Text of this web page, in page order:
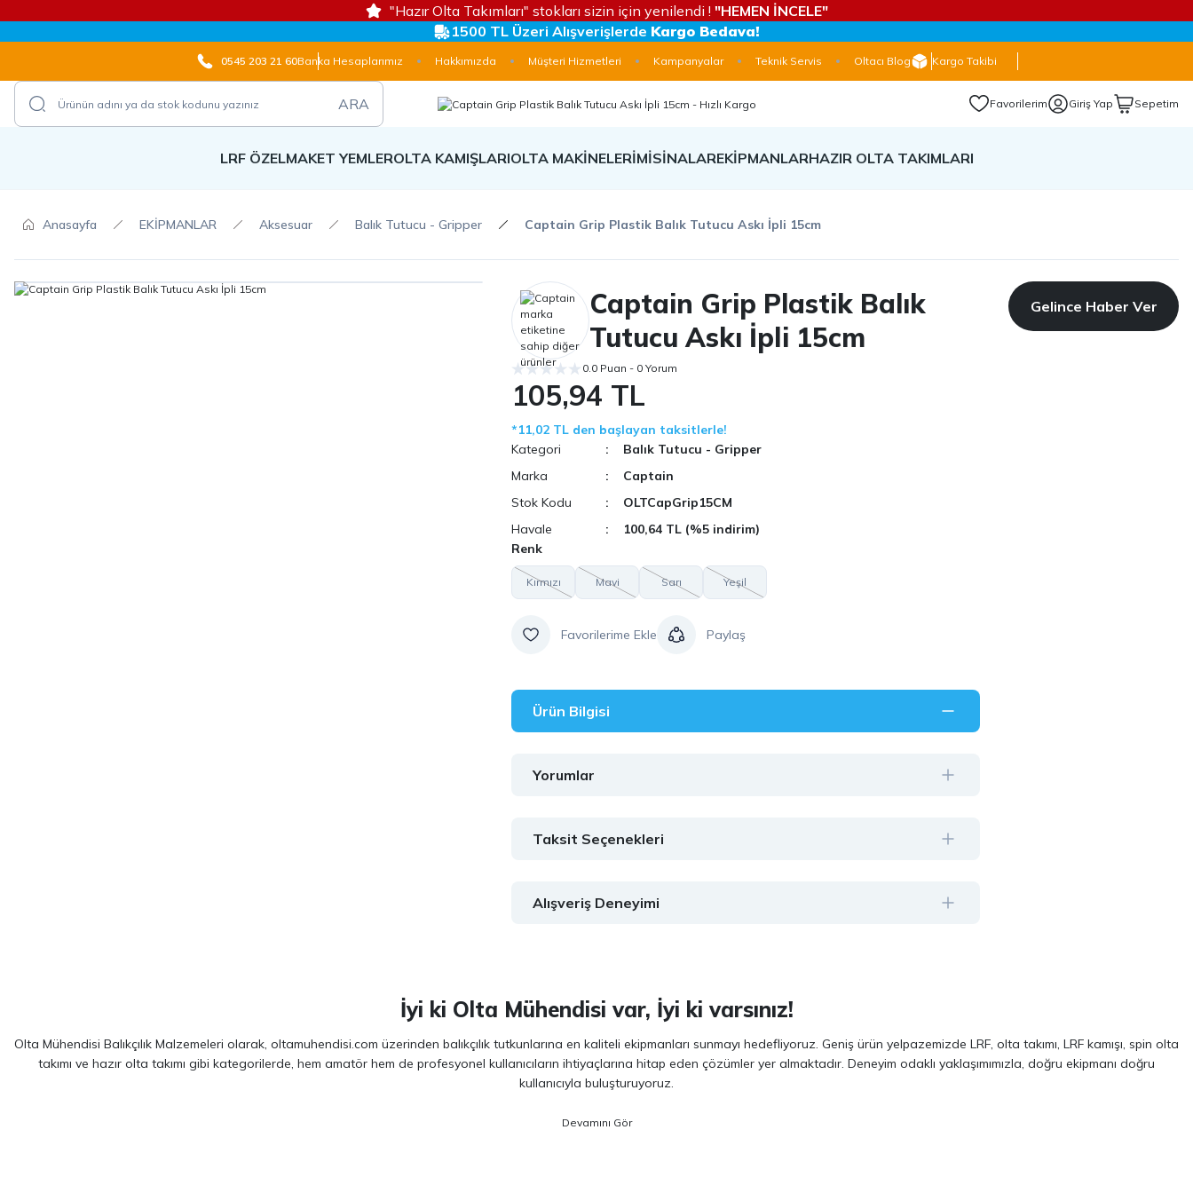
"Hazır Olta Takımları" stokları sizin için yenilendi ! "HEMEN İNCELE"
1500 TL Üzeri Alışverişlerde Kargo Bedava!
0545 203 21 60Banka Hesaplarımız Hakkımızda Müşteri Hizmetleri Kampanyalar Teknik Servis Oltacı Blog Kargo Takibi
ARA Favorilerim Giriş Yap Sepetim
LRF ÖZELMAKET YEMLEROLTA KAMIŞLARIOLTA MAKİNELERİMİSİNALAREKİPMANLARHAZIR OLTA TAKIMLARI
Anasayfa EKİPMANLAR Aksesuar Balık Tutucu - Gripper Captain Grip Plastik Balık Tutucu Askı İpli 15cm
Captain Grip Plastik Balık
Tutucu Askı İpli 15cm
0.0 Puan - 0 Yorum
105,94 TL
*11,02 TL den başlayan taksitlerle!
Kategori
Balık Tutucu - Gripper
Marka
Captain
Stok Kodu
OLTCapGrip15CM
Havale
100,64 TL (%5 indirim)
Renk
Kırmızı Mavi Sarı Yeşil
Paylaş
Ürün Bilgisi
Yorumlar
Taksit Seçenekleri
Alışveriş Deneyimi
Gelince Haber Ver
İyi ki Olta Mühendisi var, İyi ki varsınız!
Olta Mühendisi Balıkçılık Malzemeleri olarak, oltamuhendisi.com üzerinden balıkçılık tutkunlarına en kaliteli ekipmanları sunmayı hedefliyoruz. Geniş ürün yelpazemizde LRF, olta takımı, LRF kamışı, spin olta
takımı ve hazır olta takımı gibi kategorilerde, hem amatör hem de profesyonel kullanıcıların ihtiyaçlarına hitap eden çözümler yer almaktadır. Deneyim odaklı yaklaşımımızla, doğru ekipmanı doğru
kullanıcıyla buluşturuyoruz.
Shimano, Daiwa, Hanfish, Fujin ve Ryuji gibi lider markaların en güncel ve performans odaklı modellerinden oluşur. Özellikle LRF avcılığı ve